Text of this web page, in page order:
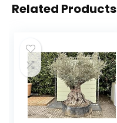
Related Products